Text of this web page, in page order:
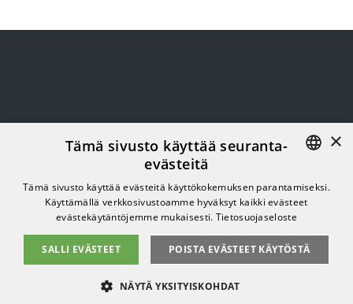
FINNISH
×
Tämä sivusto käyttää seuranta-
evästeitä
Tämä sivusto käyttää evästeitä käyttökokemuksen parantamiseksi.
Käyttämällä verkkosivustoamme hyväksyt kaikki evästeet
evästekäytäntöjemme mukaisesti. Tietosuojaseloste
SALLI EVÄSTEET POISTA EVÄSTEET KÄYTÖSTÄ
NÄYTÄ YKSITYISKOHDAT